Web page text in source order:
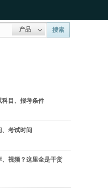
产品 搜索
科目、报考条件
考试时间
视频？这里全是干货